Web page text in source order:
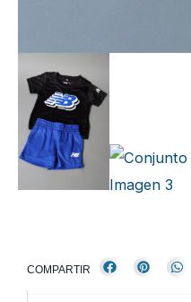
COMPARTIR